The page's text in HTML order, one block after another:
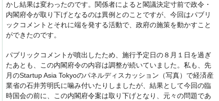
かし結果は変わったのです。関係者によると閣議決定寸前で政令・
内閣府令が取り下げとなるのは異例とのことですが、今回はパブリ
ックコメントとそれに端を発する活動で、政府の施策を動かすこと
ができたのです。
パブリックコメントが噴出したため、施行予定日の８月１日を過ぎ
たあとも、この内閣府令の内容は調整が続いていました。私も、先
月のStartup Asia Tokyoのパネルディスカッション（写真）で経済産
業省の石井芳明氏に噛み付いたりしましたが、結果として今回の臨
時国会の前に、この内閣府令案は取り下げとなり、元々の問題であ